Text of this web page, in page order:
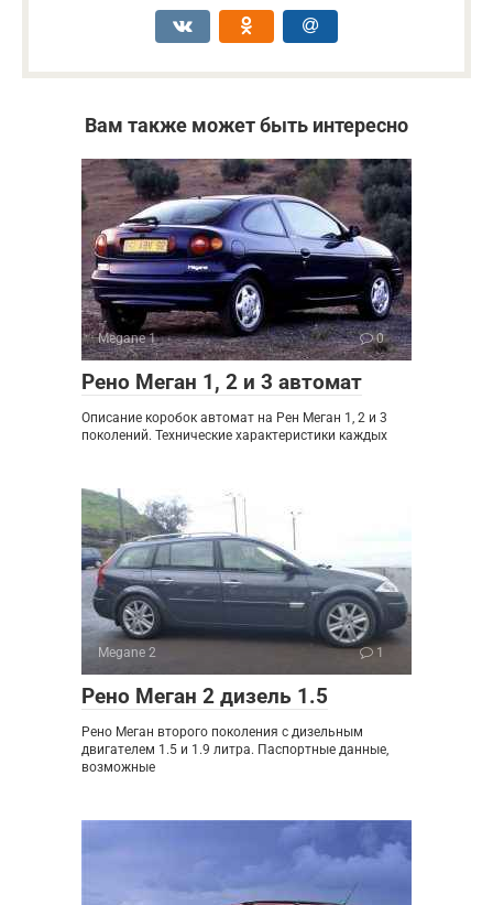
Вам также может быть интересно
Megane 1 0
Рено Меган 1, 2 и 3 автомат
Описание коробок автомат на Рен Меган 1, 2 и 3
поколений. Технические характеристики каждых
Megane 2 1
Рено Меган 2 дизель 1.5
Рено Меган второго поколения с дизельным
двигателем 1.5 и 1.9 литра. Паспортные данные,
возможные